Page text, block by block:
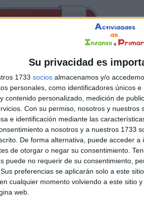
Su privacidad es
1733 socios almacenamos y/o
personales, como identificadores únicos
contenido personalizado, medición de
Con su permiso, nosotros y nuestros
e identificación mediante las
a nosotros y a nuestros 1733
De forma alternativa, puede acceder
de otorgar o negar su consentimiento.
puede no requerir de su consentimiento,
preferencias se aplicarán solo a este
cualquier momento volviendo a este sitio
web.
Sindrome de
TU AULA